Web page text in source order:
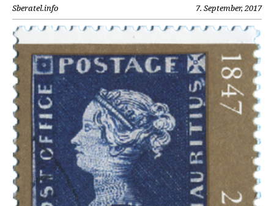
Sberatel.info 7. September, 2017